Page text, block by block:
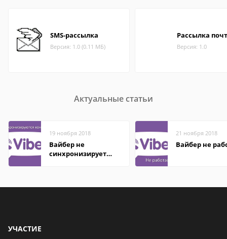
SMS-рассылка
Версия: 1.0 (0.11 МБ)
Рассылка
Версия: 1.0
Актуальные статьи
19 ноября 2018
Вайбер не
синхронизирует
21 ноября 2018
Вайбер не
УЧАСТИЕ